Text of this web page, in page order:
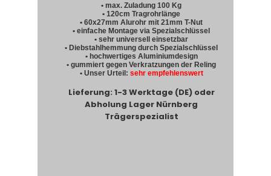
• max. Zuladung 100 Kg
• 120cm Tragrohrlänge
• 60x27mm Alurohr mit 21mm T-Nut
• einfache Montage via Spezialschlüssel
• sehr universell einsetzbar
• Diebstahlhemmung durch Spezialschlüssel
• hochwertiges Aluminiumdesign
• gummiert gegen Verkratzungen der Reling
• Unser Urteil: sehr empfehlenswert
Lieferung: 1-3 Werktage (DE) oder
Abholung Lager Nürnberg
Trägerspezialist